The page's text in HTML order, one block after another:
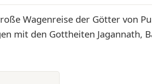
Wagenreise der Götter von
mit den Gottheiten Jagannath,